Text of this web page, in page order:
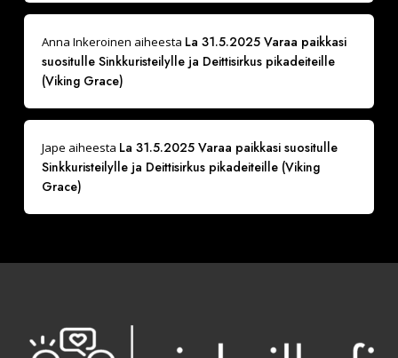
Anna Inkeroinen aiheesta La 31.5.2025 Varaa paikkasi
suositulle Sinkkuristeilylle ja Deittisirkus pikadeiteille
(Viking Grace)
Jape aiheesta La 31.5.2025 Varaa paikkasi suositulle
Sinkkuristeilylle ja Deittisirkus pikadeiteille (Viking
Grace)